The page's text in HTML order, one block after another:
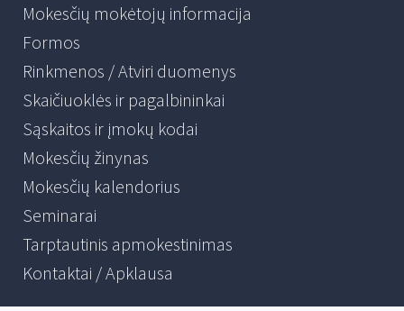
Mokesčių mokėtojų informacija
Formos
Rinkmenos / Atviri duomenys
Skaičiuoklės ir pagalbininkai
Sąskaitos ir įmokų kodai
Mokesčių žinynas
Mokesčių kalendorius
Seminarai
Tarptautinis apmokestinimas
Kontaktai / Apklausa